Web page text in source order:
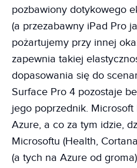
pozbawiony dotykowego
(a przezabawny iPad Pro
pożartujemy przy innej
zapewnia takiej
dopasowania się do
Surface Pro 4 pozostaje
jego poprzednik.
Azure, a co za tym idzie,
Microsoftu (Health,
(a tych na Azure od